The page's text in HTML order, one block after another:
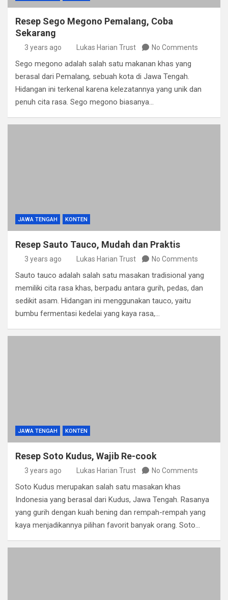
Resep Sego Megono Pemalang, Coba
Sekarang
3 years ago Lukas Harian Trust No Comments
Sego megono adalah salah satu makanan khas yang
berasal dari Pemalang, sebuah kota di Jawa Tengah.
Hidangan ini terkenal karena kelezatannya yang unik dan
penuh cita rasa. Sego megono biasanya…
JAWA TENGAH KONTEN
Resep Sauto Tauco, Mudah dan Praktis
3 years ago Lukas Harian Trust No Comments
Sauto tauco adalah salah satu masakan tradisional yang
memiliki cita rasa khas, berpadu antara gurih, pedas, dan
sedikit asam. Hidangan ini menggunakan tauco, yaitu
bumbu fermentasi kedelai yang kaya rasa,…
JAWA TENGAH KONTEN
Resep Soto Kudus, Wajib Re-cook
3 years ago Lukas Harian Trust No Comments
Soto Kudus merupakan salah satu masakan khas
Indonesia yang berasal dari Kudus, Jawa Tengah. Rasanya
yang gurih dengan kuah bening dan rempah-rempah yang
kaya menjadikannya pilihan favorit banyak orang. Soto…